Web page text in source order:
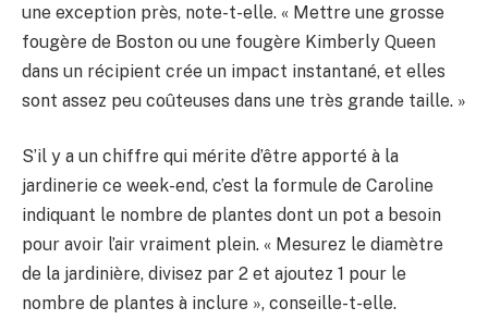
une exception près, note-t-elle. « Mettre une grosse
fougère de Boston ou une fougère Kimberly Queen
dans un récipient crée un impact instantané, et elles
sont assez peu coûteuses dans une très grande taille. »
S’il y a un chiffre qui mérite d’être apporté à la
jardinerie ce week-end, c’est la formule de Caroline
indiquant le nombre de plantes dont un pot a besoin
pour avoir l’air vraiment plein. « Mesurez le diamètre
de la jardinière, divisez par 2 et ajoutez 1 pour le
nombre de plantes à inclure », conseille-t-elle.